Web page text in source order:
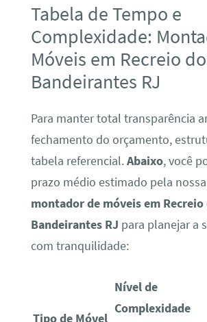
Tabela de Tempo e
Complexidade:
Móveis em Recreio
Bandeirantes RJ
Para manter total transparência
fechamento do orçamento,
tabela referencial.Abaixo, você
prazo médio estimado pela
montador de móveis em Recreio
Bandeirantes RJ para planejar a
com tranquilidade:
Tipo de Móvel
Nível de
Complexidade